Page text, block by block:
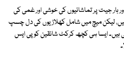
جیت پر تماشائیوں کی خوشی اور غمی کی
لیکن میچ میں شامل کھلاڑیوں کی دل چسپ
ہیں۔ ایسا ہی کچھ کرکٹ شائقین کو پی ایس